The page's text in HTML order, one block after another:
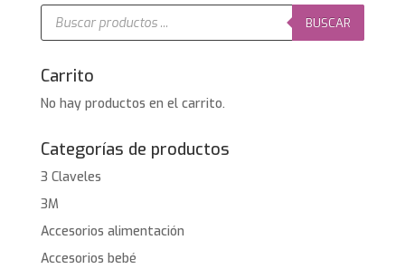
Búsqueda
productos
BUSCAR
Carrito
No hay productos en el carrito.
Categorías de productos
3 Claveles
3M
Accesorios alimentación
Accesorios bebé